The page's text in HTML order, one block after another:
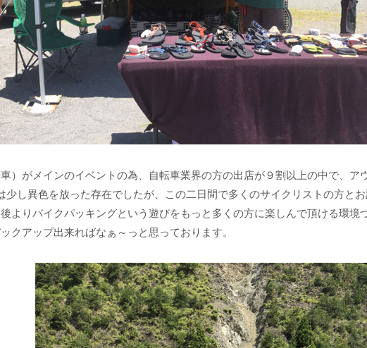
）がメインのイベントの為、自転車業界の方の出店が９割以上の中で、ア
し異色を放った存在でしたが、この二日間で多くのサイクリストの方と
よりバイクパッキングという遊びをもっと多くの方に楽しんで頂ける環境
クアップ出来ればなぁ～っと思っております。